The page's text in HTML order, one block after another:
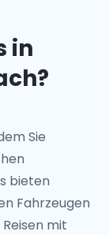
in
Sie
bieten
Fahrzeugen
mit